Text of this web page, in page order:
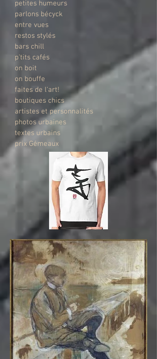
petites humeurs
parlons bécyck
entre vues
restos stylés
bars chill
p'tits cafés
on boit
on bouffe
faites de l'art!
boutiques chics
artistes et personnalités
photos urbaines
textes urbains
prix Gémeaux